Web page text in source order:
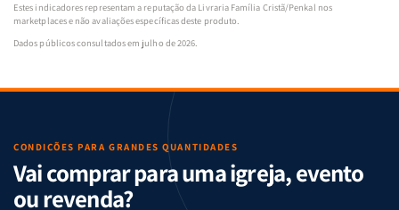
Estes indicadores representam a reputação da Livraria Família Cristã/Penkal nos
marketplaces e não avaliações específicas deste produto.
Dados públicos consultados em julho de 2026.
CONDIÇÕES PARA GRANDES QUANTIDADES
Vai comprar para uma igreja, evento
ou revenda?